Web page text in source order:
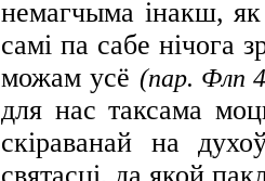
немагчыма інакш,
самі па сабе нічога
можам усё (nap. Флп
для нас таксама
скіраванай на